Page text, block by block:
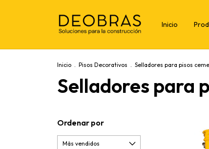
Inicio
Inicio . Pisos Decorativos . Selladores para pisos
Selladores para
Ordenar por